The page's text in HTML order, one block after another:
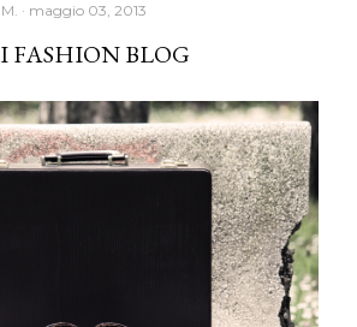
maggio 03, 2013
FASHION BLOG